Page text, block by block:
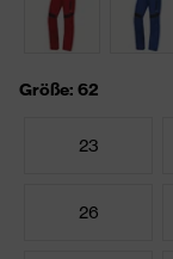
Größe: 62
23
26